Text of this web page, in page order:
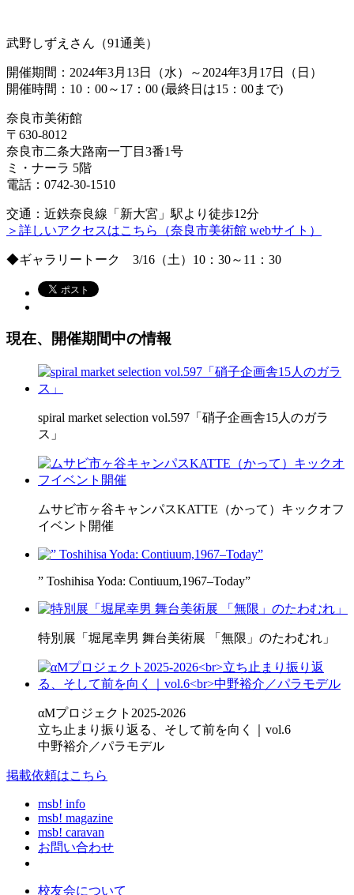
武野しずえさん（91通美）
開催期間：2024年3月13日（水）～2024年3月17日（日）
開催時間：10：00～17：00 (最終日は15：00まで)
奈良市美術館
〒630-8012
奈良市二条大路南一丁目3番1号
ミ・ナーラ 5階
電話：0742-30-1510
交通：近鉄奈良線「新大宮」駅より徒歩12分
＞詳しいアクセスはこちら（奈良市美術館 webサイト）
◆ギャラリートーク 3/16（土）10：30～11：30
現在、開催期間中の情報
spiral market selection vol.597「硝子企画舎15人のガラ
ス」
ムサビ市ヶ谷キャンパスKATTE（かって）キックオフ
イベント開催
” Toshihisa Yoda: Contiuum,1967–Today”
特別展「堀尾幸男 舞台美術展 「無限」のたわむれ」
αMプロジェクト2025-2026
立ち止まり振り返る、そして前を向く｜vol.6
中野裕介／パラモデル
掲載依頼はこちら
msb! info
msb! magazine
msb! caravan
お問い合わせ
校友会について